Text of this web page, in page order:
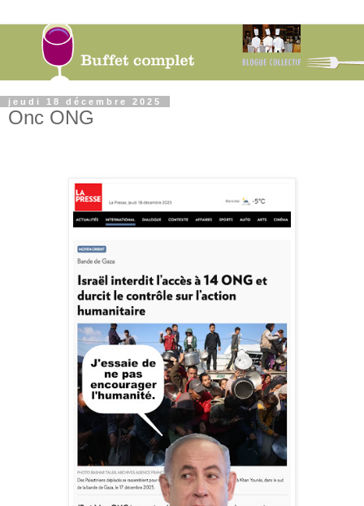
jeudi 18 décembre 2025
Onc ONG